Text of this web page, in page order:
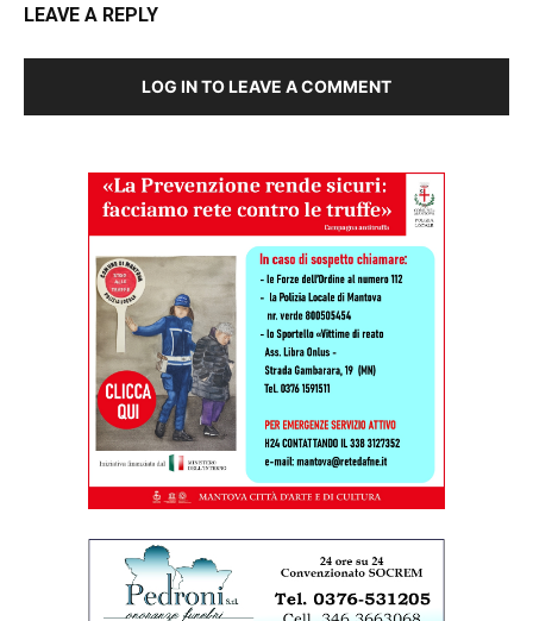
LEAVE A REPLY
LOG IN TO LEAVE A COMMENT